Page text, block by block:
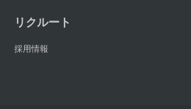
リクルート
採用情報